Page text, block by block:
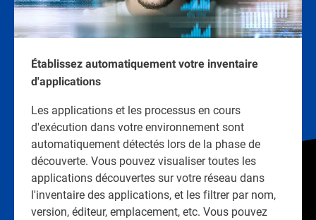
Établissez automatiquement votre inventaire
d'applications
Les applications et les processus en cours
d'exécution dans votre environnement sont
automatiquement détectés lors de la phase de
découverte. Vous pouvez visualiser toutes les
applications découvertes sur votre réseau dans
l'inventaire des applications, et les filtrer par nom,
version, éditeur, emplacement, etc. Vous pouvez